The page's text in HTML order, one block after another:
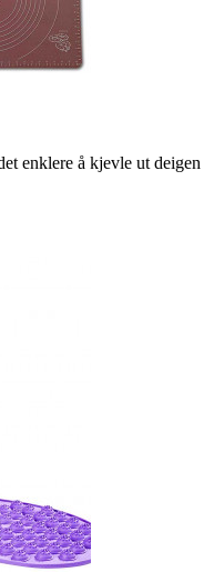
enklere å kjevle ut deigen